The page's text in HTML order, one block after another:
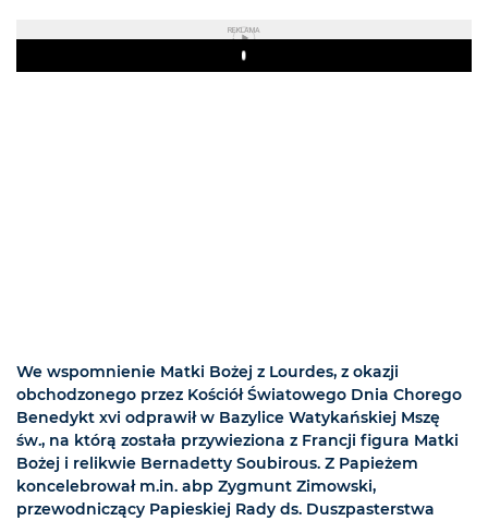
REKLAMA
Play
We wspomnienie Matki Bożej z Lourdes, z okazji
obchodzonego przez Kościół Światowego Dnia Chorego
Benedykt xvi odprawił w Bazylice Watykańskiej Mszę
św., na którą została przywieziona z Francji figura Matki
Bożej i relikwie Bernadetty Soubirous. Z Papieżem
koncelebrował m.in. abp Zygmunt Zimowski,
przewodniczący Papieskiej Rady ds. Duszpasterstwa